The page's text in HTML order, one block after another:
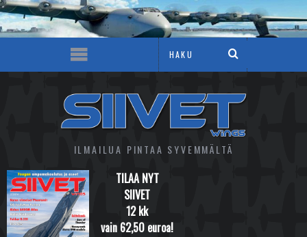
ILMAILUA PINTAA SYVEMMÄLTÄ
TILAA NYT
SIIVET
12 kk
vain 62,50 euroa!